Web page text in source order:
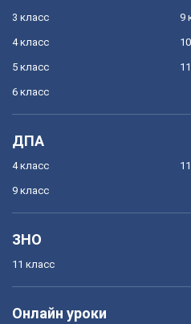
3 класс
4 класс
5 класс
6 класс
9
ДПА
4 класс
9 класс
ЗНО
11 класс
Онлайн уроки